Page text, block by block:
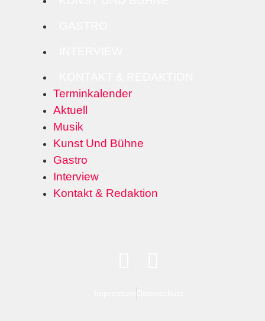
Terminkalender
Aktuell
Musik
Kunst Und Bühne
Gastro
Interview
Kontakt & Redaktion